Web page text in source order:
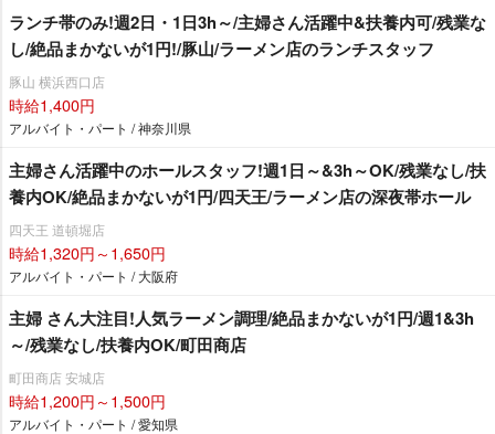
ランチ帯のみ!週2日・1日3h～/主婦さん活躍中&扶養内可/残業な
し/絶品まかないが1円!/豚山/ラーメン店のランチスタッフ
豚山 横浜西口店
時給1,400円
アルバイト・パート / 神奈川県
主婦さん活躍中のホールスタッフ!週1日～&3h～OK/残業なし/扶
養内OK/絶品まかないが1円/四天王/ラーメン店の深夜帯ホール
四天王 道頓堀店
時給1,320円～1,650円
アルバイト・パート / 大阪府
主婦 さん大注目!人気ラーメン調理/絶品まかないが1円/週1&3h
～/残業なし/扶養内OK/町田商店
町田商店 安城店
時給1,200円～1,500円
アルバイト・パート / 愛知県